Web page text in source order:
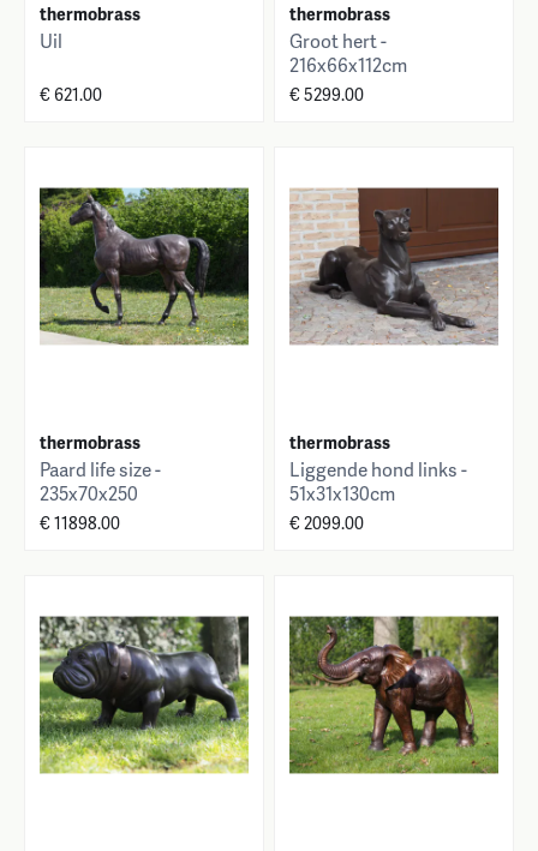
thermobrass
Uil
€ 621.00
thermobrass
Groot hert -
216x66x112cm
€ 5299.00
thermobrass
Paard life size -
235x70x250
€ 11898.00
thermobrass
Liggende hond links -
51x31x130cm
€ 2099.00